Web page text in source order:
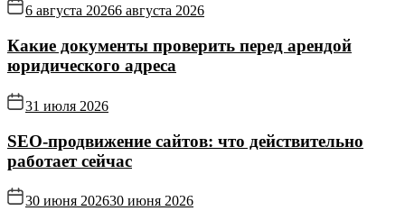
6 августа 20266 августа 2026
Какие документы проверить перед арендой
юридического адреса
31 июля 2026
SEO-продвижение сайтов: что действительно
работает сейчас
30 июня 202630 июня 2026